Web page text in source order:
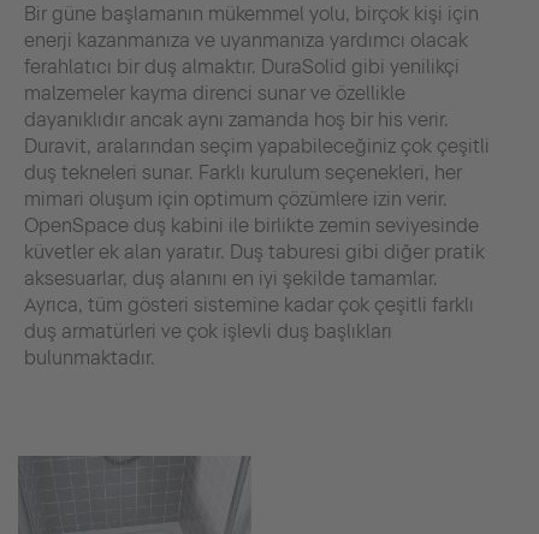
Bir güne başlamanın mükemmel yolu, birçok kişi için
enerji kazanmanıza ve uyanmanıza yardımcı olacak
ferahlatıcı bir duş almaktır. DuraSolid gibi yenilikçi
malzemeler kayma direnci sunar ve özellikle
dayanıklıdır ancak aynı zamanda hoş bir his verir.
Duravit, aralarından seçim yapabileceğiniz çok çeşitli
duş tekneleri sunar. Farklı kurulum seçenekleri, her
mimari oluşum için optimum çözümlere izin verir.
OpenSpace duş kabini ile birlikte zemin seviyesinde
küvetler ek alan yaratır. Duş taburesi gibi diğer pratik
aksesuarlar, duş alanını en iyi şekilde tamamlar.
Ayrıca, tüm gösteri sistemine kadar çok çeşitli farklı
duş armatürleri ve çok işlevli duş başlıkları
bulunmaktadır.